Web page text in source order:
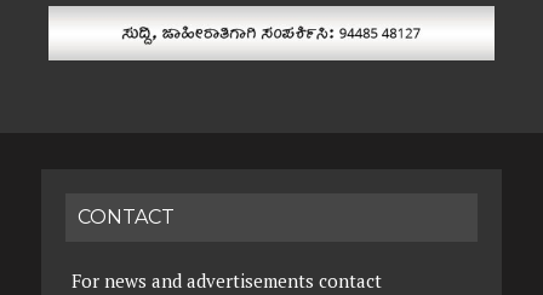
CONTACT
For news and advertisements contact